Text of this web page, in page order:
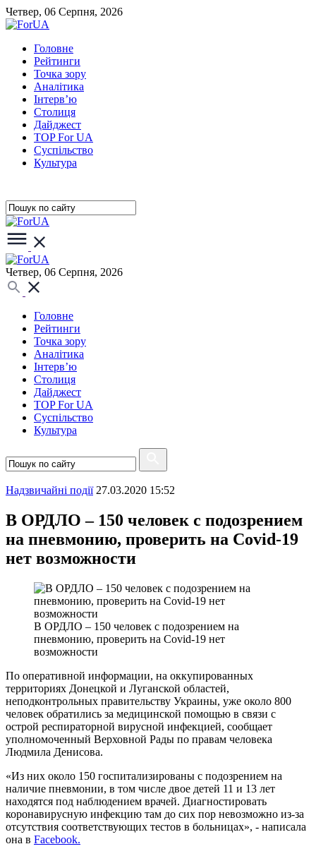
Четвер, 06 Серпня, 2026
Головне
Рейтинги
Точка зору
Аналітика
Інтерв’ю
Столиця
Дайджест
TOP For UA
Суспiльство
Культура
Четвер, 06 Серпня, 2026
Головне
Рейтинги
Точка зору
Аналітика
Інтерв’ю
Столиця
Дайджест
TOP For UA
Суспiльство
Культура
Надзвичайні події 27.03.2020 15:52
В ОРДЛО – 150 человек с подозрением
на пневмонию, проверить на Covid-19
нет возможности
В ОРДЛО – 150 человек с подозрением на
пневмонию, проверить на Covid-19 нет
возможности
По оперативной информации, на оккупированных
территориях Донецкой и Луганской областей,
неподконтрольных правительству Украины, уже около 800
человек обратились за медицинской помощью в связи с
острой респираторной вирусной инфекцией, сообщает
уполномоченный Верховной Рады по правам человека
Людмила Денисова.
«Из них около 150 госпитализированы с подозрением на
наличие пневмонии, в том числе двое детей 11 и 13 лет
находятся под наблюдением врачей. Диагностировать
коронавирусную инфекцию там до сих пор невозможно из-за
отсутствия соответствующих тестов в больницах», - написала
она в Facebook.